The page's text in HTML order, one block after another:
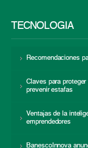
TECNOLOGÍA
Recomendaciones
Claves para
prevenir estafas
Ventajas de la
emprendedores
BanescoInnova